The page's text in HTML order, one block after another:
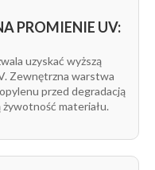
profesjonalnych
PROMIENIE UV:
uzyskać wyższą
Zewnętrzna warstwa
przed degradacją
żywotność materiału.